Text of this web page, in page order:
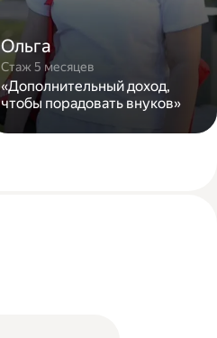
Ольга
Стаж 5 месяцев
«Дополнительный доход,
чтобы порадовать внуков»